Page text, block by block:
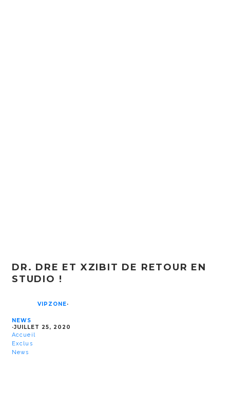
DR. DRE ET XZIBIT DE RETOUR EN
STUDIO !
VIPZONE·
NEWS
·JUILLET 25, 2020
Accueil
Exclus
News